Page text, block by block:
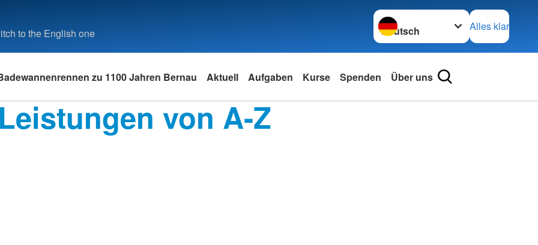
to the English one
Sprache wechseln zu
Alles klar
zu 1100 Jahren Bernau Aktuell Aufgaben Kurse Spenden Über uns
Leistungen von A-Z